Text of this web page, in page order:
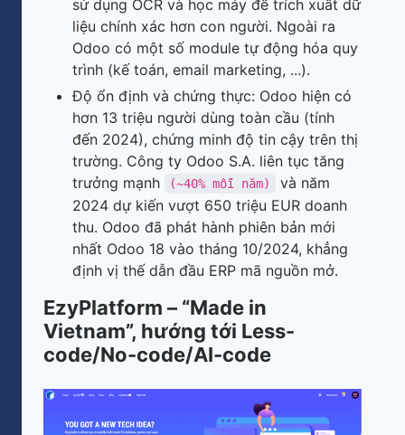
sử dụng OCR và học máy để trích xuất dữ
liệu chính xác hơn con người. Ngoài ra
Odoo có một số module tự động hóa quy
trình (kế toán, email marketing, ...).
Độ ổn định và chứng thực: Odoo hiện có
hơn 13 triệu người dùng toàn cầu (tính
đến 2024), chứng minh độ tin cậy trên thị
trường. Công ty Odoo S.A. liên tục tăng
trưởng mạnh
(~40% mỗi năm)
và năm
2024 dự kiến vượt 650 triệu EUR doanh
thu. Odoo đã phát hành phiên bản mới
nhất Odoo 18 vào tháng 10/2024, khẳng
định vị thế dẫn đầu ERP mã nguồn mở.
EzyPlatform – “Made in
Vietnam”, hướng tới Less-
code/No-code/AI-code